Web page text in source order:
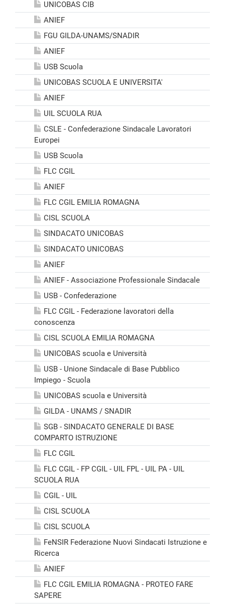
UNICOBAS CIB
ANIEF
FGU GILDA-UNAMS/SNADIR
ANIEF
USB Scuola
UNICOBAS SCUOLA E UNIVERSITA'
ANIEF
UIL SCUOLA RUA
CSLE - Confederazione Sindacale Lavoratori
Europei
USB Scuola
FLC CGIL
ANIEF
FLC CGIL EMILIA ROMAGNA
CISL SCUOLA
SINDACATO UNICOBAS
SINDACATO UNICOBAS
ANIEF
ANIEF - Associazione Professionale Sindacale
USB - Confederazione
FLC CGIL - Federazione lavoratori della
conoscenza
CISL SCUOLA EMILIA ROMAGNA
UNICOBAS scuola e Università
USB - Unione Sindacale di Base Pubblico
Impiego - Scuola
UNICOBAS scuola e Università
GILDA - UNAMS / SNADIR
SGB - SINDACATO GENERALE DI BASE
COMPARTO ISTRUZIONE
FLC CGIL
FLC CGIL - FP CGIL - UIL FPL - UIL PA - UIL
SCUOLA RUA
CGIL - UIL
CISL SCUOLA
CISL SCUOLA
FeNSIR Federazione Nuovi Sindacati Istruzione e
Ricerca
ANIEF
FLC CGIL EMILIA ROMAGNA - PROTEO FARE
SAPERE